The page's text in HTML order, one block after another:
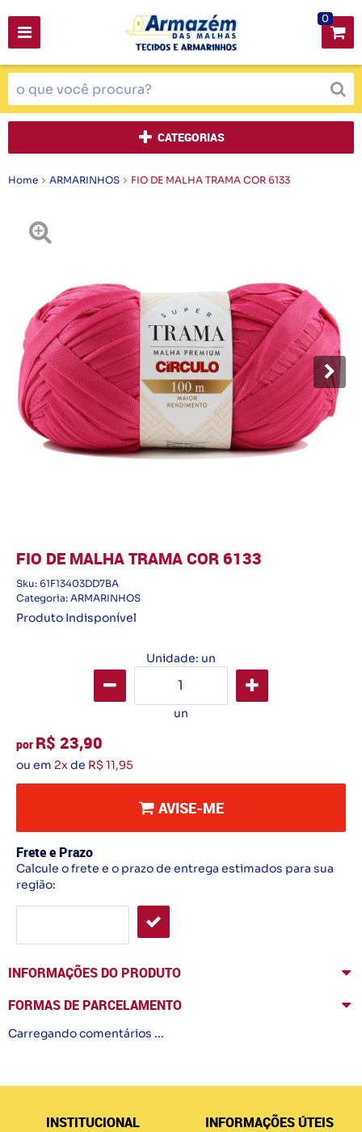
0
CATEGORIAS
Home ARMARINHOS FIO DE MALHA TRAMA COR 6133
FIO DE MALHA TRAMA COR 6133
Sku: 61F13403DD7BA
Categoria: ARMARINHOS
Produto Indisponível
Unidade: un
un
por R$ 23,90
ou em 2xde R$ 11,95
AVISE-ME
Frete e Prazo
Calcule o frete e o prazo de entrega estimados para sua
região:
INFORMAÇÕES DO PRODUTO
FORMAS DE PARCELAMENTO
Carregando comentários ...
INSTITUCIONAL INFORMAÇÕES ÚTEIS